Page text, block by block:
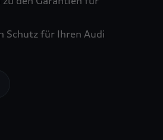
Schutz für Ihren Audi